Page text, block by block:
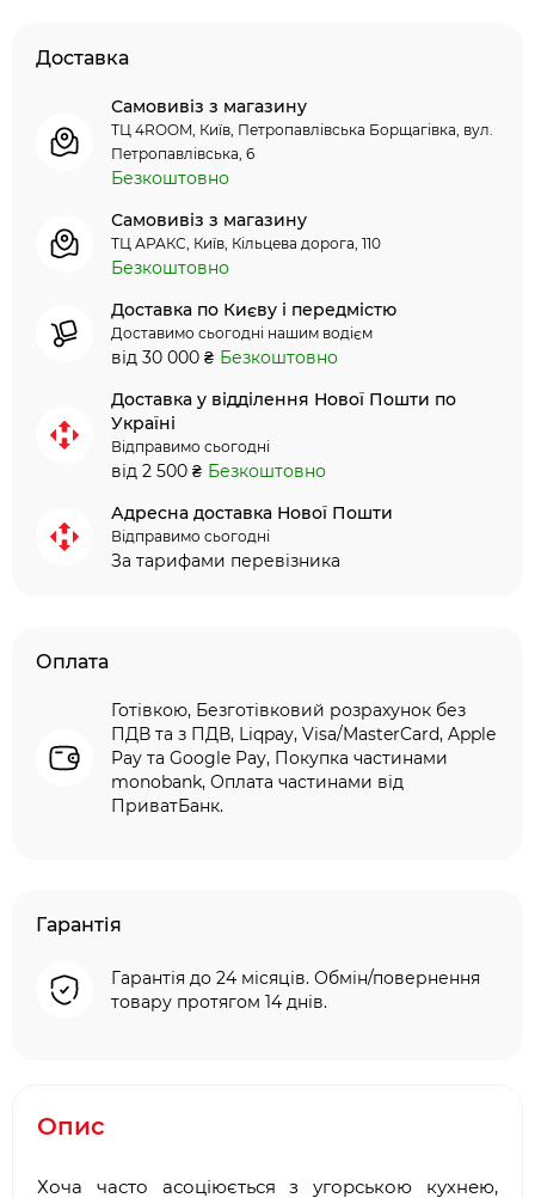
Доставка
Самовивіз з магазину
ТЦ 4ROOM, Київ, Петропавлівська Борщагівка, вул.
Петропавлівська, 6
Безкоштовно
Самовивіз з магазину
ТЦ АРАКС, Київ, Кільцева дорога, 110
Безкоштовно
Доставка по Києву і передмістю
Доставимо сьогодні нашим водієм
від 30 000 ₴ Безкоштовно
Доставка у відділення Нової Пошти по
Україні
Відправимо сьогодні
від 2 500 ₴ Безкоштовно
Адресна доставка Нової Пошти
Відправимо сьогодні
За тарифами перевізника
Оплата
Готівкою, Безготівковий розрахунок без
ПДВ та з ПДВ, Liqpay, Visa/MasterCard, Apple
Pay та Google Pay, Покупка частинами
monobank, Оплата частинами від
ПриватБанк.
Гарантія
Гарантія до 24 місяців. Обмін/повернення
товару протягом 14 днів.
Опис
Хоча часто асоціюється з угорською кухнею,